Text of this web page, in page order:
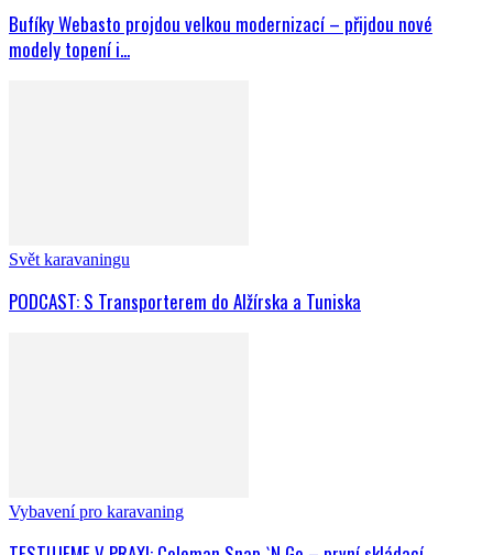
Bufíky Webasto projdou velkou modernizací – přijdou nové
modely topení i...
Svět karavaningu
PODCAST: S Transporterem do Alžírska a Tuniska
Vybavení pro karavaning